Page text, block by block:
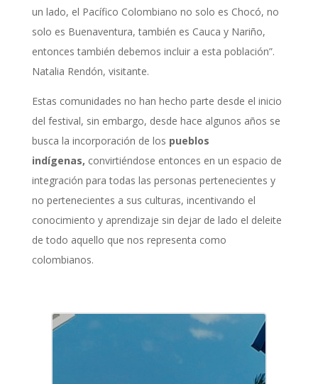
un lado, el Pacífico Colombiano no solo es Chocó, no
solo es Buenaventura, también es Cauca y Nariño,
entonces también debemos incluir a esta población”.
Natalia Rendón, visitante.
Estas comunidades no han hecho parte desde el inicio
del festival, sin embargo, desde hace algunos años se
busca la incorporación de los pueblos
indígenas, convirtiéndose entonces en un espacio de
integración para todas las personas pertenecientes y
no pertenecientes a sus culturas, incentivando el
conocimiento y aprendizaje sin dejar de lado el deleite
de todo aquello que nos representa como
colombianos.